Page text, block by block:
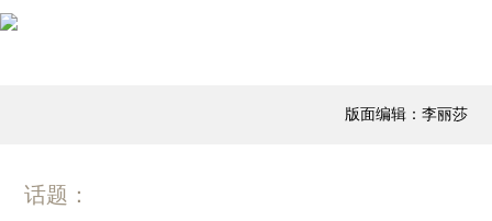
版面编辑：李丽莎
话题：